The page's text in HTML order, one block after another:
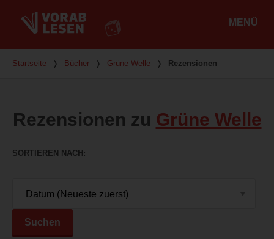
MENÜ
Du bist hier
Startseite ❭ Bücher ❭ Grüne Welle ❭ Rezensionen
Rezensionen zu Grüne Welle
SORTIEREN NACH
Suchen